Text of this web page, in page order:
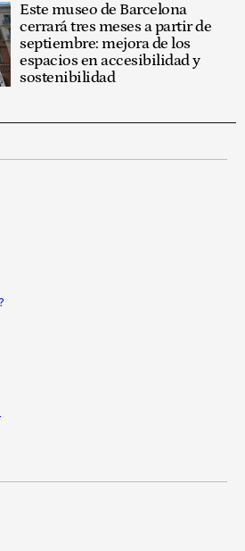
Este museo de Barcelona
cerrará tres meses a partir de
septiembre: mejora de los
espacios en accesibilidad y
sostenibilidad